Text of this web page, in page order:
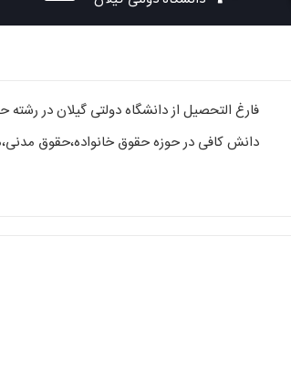
فارغ التحصیل از دانشگاه دولتی گیلان در رشته
دانش کافی در حوزه حقوق خانواده،حقوق